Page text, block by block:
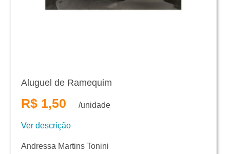
Aluguel de Ramequim
R$ 1,50 /unidade
Ver descrição
Andressa Martins Tonini